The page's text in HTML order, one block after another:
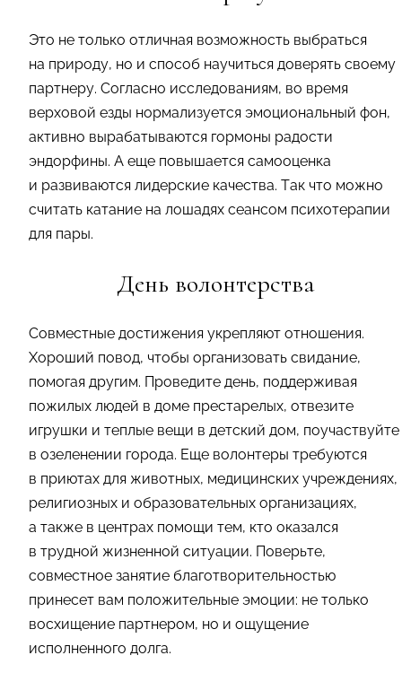
Это не только отличная возможность выбраться
на природу, но и способ научиться доверять своему
партнеру. Согласно исследованиям, во время
верховой езды нормализуется эмоциональный фон,
активно вырабатываются гормоны радости
эндорфины. А еще повышается самооценка
и развиваются лидерские качества. Так что можно
считать катание на лошадях сеансом психотерапии
для пары.
День волонтерства
Совместные достижения укрепляют отношения.
Хороший повод, чтобы организовать свидание,
помогая другим. Проведите день, поддерживая
пожилых людей в доме престарелых, отвезите
игрушки и теплые вещи в детский дом, поучаствуйте
в озеленении города. Еще волонтеры требуются
в приютах для животных, медицинских учреждениях,
религиозных и образовательных организациях,
а также в центрах помощи тем, кто оказался
в трудной жизненной ситуации. Поверьте,
совместное занятие благотворительностью
принесет вам положительные эмоции: не только
восхищение партнером, но и ощущение
исполненного долга.